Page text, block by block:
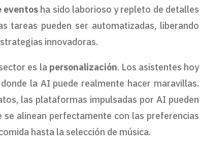
eventos ha sido laborioso y repleto de detalles
tareas pueden ser automatizadas, liberando
innovadoras.
es la personalización. Los asistentes hoy
la AI puede realmente hacer maravillas.
las plataformas impulsadas por AI pueden
alinean perfectamente con las preferencias
hasta la selección de música.